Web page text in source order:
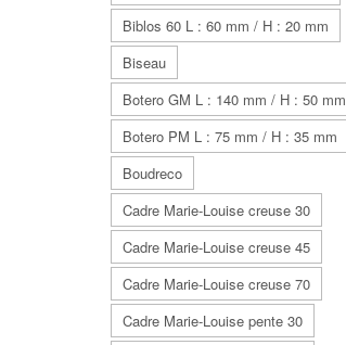
Biblos 60 L : 60 mm / H : 20 mm
Biseau
Botero GM L : 140 mm / H : 50 mm
Botero PM L : 75 mm / H : 35 mm
Boudreco
Cadre Marie-Louise creuse 30
Cadre Marie-Louise creuse 45
Cadre Marie-Louise creuse 70
Cadre Marie-Louise pente 30